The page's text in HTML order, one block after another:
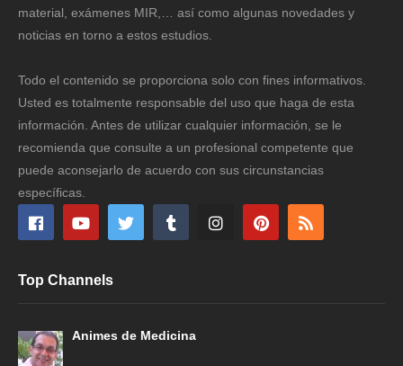
material, exámenes MIR,… así como algunas novedades y
noticias en torno a estos estudios.
Todo el contenido se proporciona solo con fines informativos.
Usted es totalmente responsable del uso que haga de esta
información. Antes de utilizar cualquier información, se le
recomienda que consulte a un profesional competente que
puede aconsejarlo de acuerdo con sus circunstancias
específicas.
Top Channels
Animes de Medicina